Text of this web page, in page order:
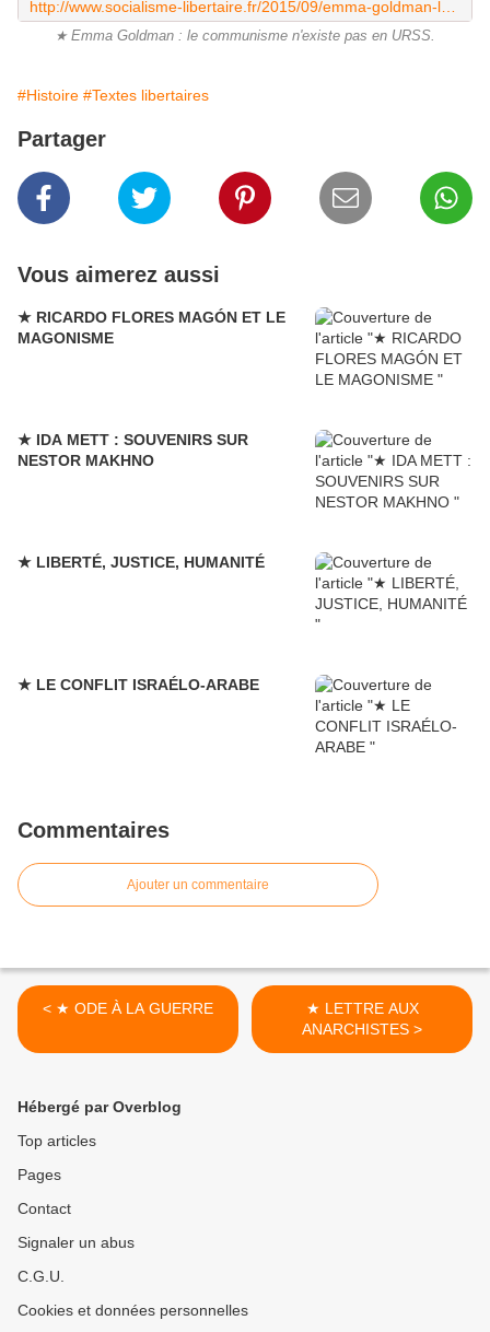
★ Emma Goldman : le communisme n'existe pas en URSS.
#Histoire #Textes libertaires
Partager
Vous aimerez aussi
★ RICARDO FLORES MAGÓN ET LE
MAGONISME
★ IDA METT : SOUVENIRS SUR
NESTOR MAKHNO
★ LIBERTÉ, JUSTICE, HUMANITÉ
★ LE CONFLIT ISRAÉLO-ARABE
Commentaires
Ajouter un commentaire
< ★ ODE À LA GUERRE
★ LETTRE AUX
ANARCHISTES >
Hébergé par Overblog
Top articles
Pages
Contact
Signaler un abus
C.G.U.
Cookies et données personnelles